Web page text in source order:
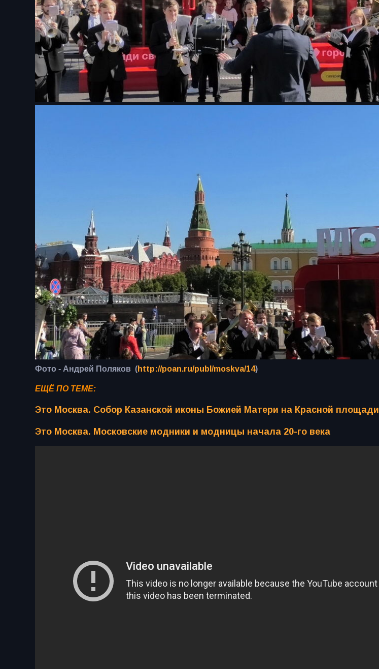
Фото - Андрей Поляков (http://poan.ru/publ/moskva/14)
ЕЩЁ ПО ТЕМЕ:
Это Москва. Собор Казанской иконы Божией Матери на Красной площади
Это Москва. Московские модники и модницы начала 20-го века